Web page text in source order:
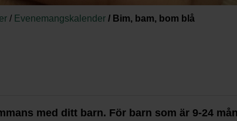
/ Evenemangskalender / Bim, bam, bom blå
med ditt barn. För barn som är 9-24